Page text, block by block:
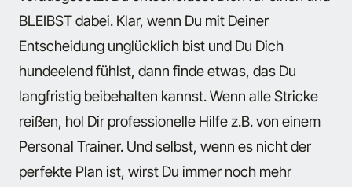
BLEIBST dabei. Klar, wenn Du mit Deiner
Entscheidung unglücklich bist und Du Dich
hundeelend fühlst, dann finde etwas, das Du
langfristig beibehalten kannst. Wenn alle Stricke
reißen, hol Dir professionelle Hilfe z.B. von einem
Personal Trainer. Und selbst, wenn es nicht der
perfekte Plan ist, wirst Du immer noch mehr